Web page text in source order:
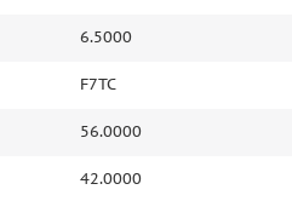
6.5000
F7TC
56.0000
42.0000